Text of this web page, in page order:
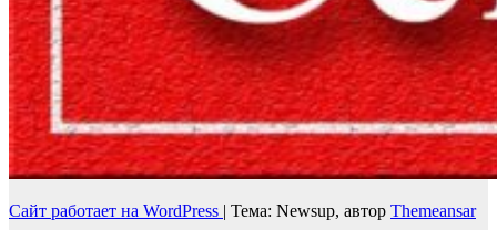
Сайт работает на WordPress | Тема: Newsup, автор Themeansar